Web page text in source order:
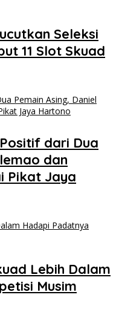
Seleksi
11 Slot Skuad
dari Dua
dan
Pikat Jaya
Lebih Dalam
Musim